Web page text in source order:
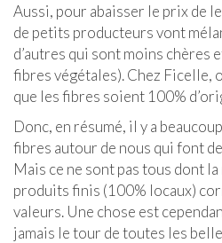
Aussi, pour abaisser le prix de
de petits producteurs vont
d’autres qui sont moins chères
fibres végétales). Chez Ficelle,
que les fibres soient 100%
Donc, en résumé, il y a
fibres autour de nous qui font
Mais ce ne sont pas tous dont
produits finis (100% locaux)
valeurs. Une chose est
jamais le tour de toutes les